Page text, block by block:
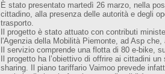
È stato presentato martedì 26 marzo, nella
cittadino, alla presenza delle autorità e degli
trasporto.
Il progetto è stato attuato con contributi
l'Agenzia della Mobilità Piemonte, ad Asp
Il servizio comprende una flotta di 80 e-bike,
Il progetto ha l’obiettivo di offrire ai cittadini
sharing. Il piano tariffario Vaimoo prevede